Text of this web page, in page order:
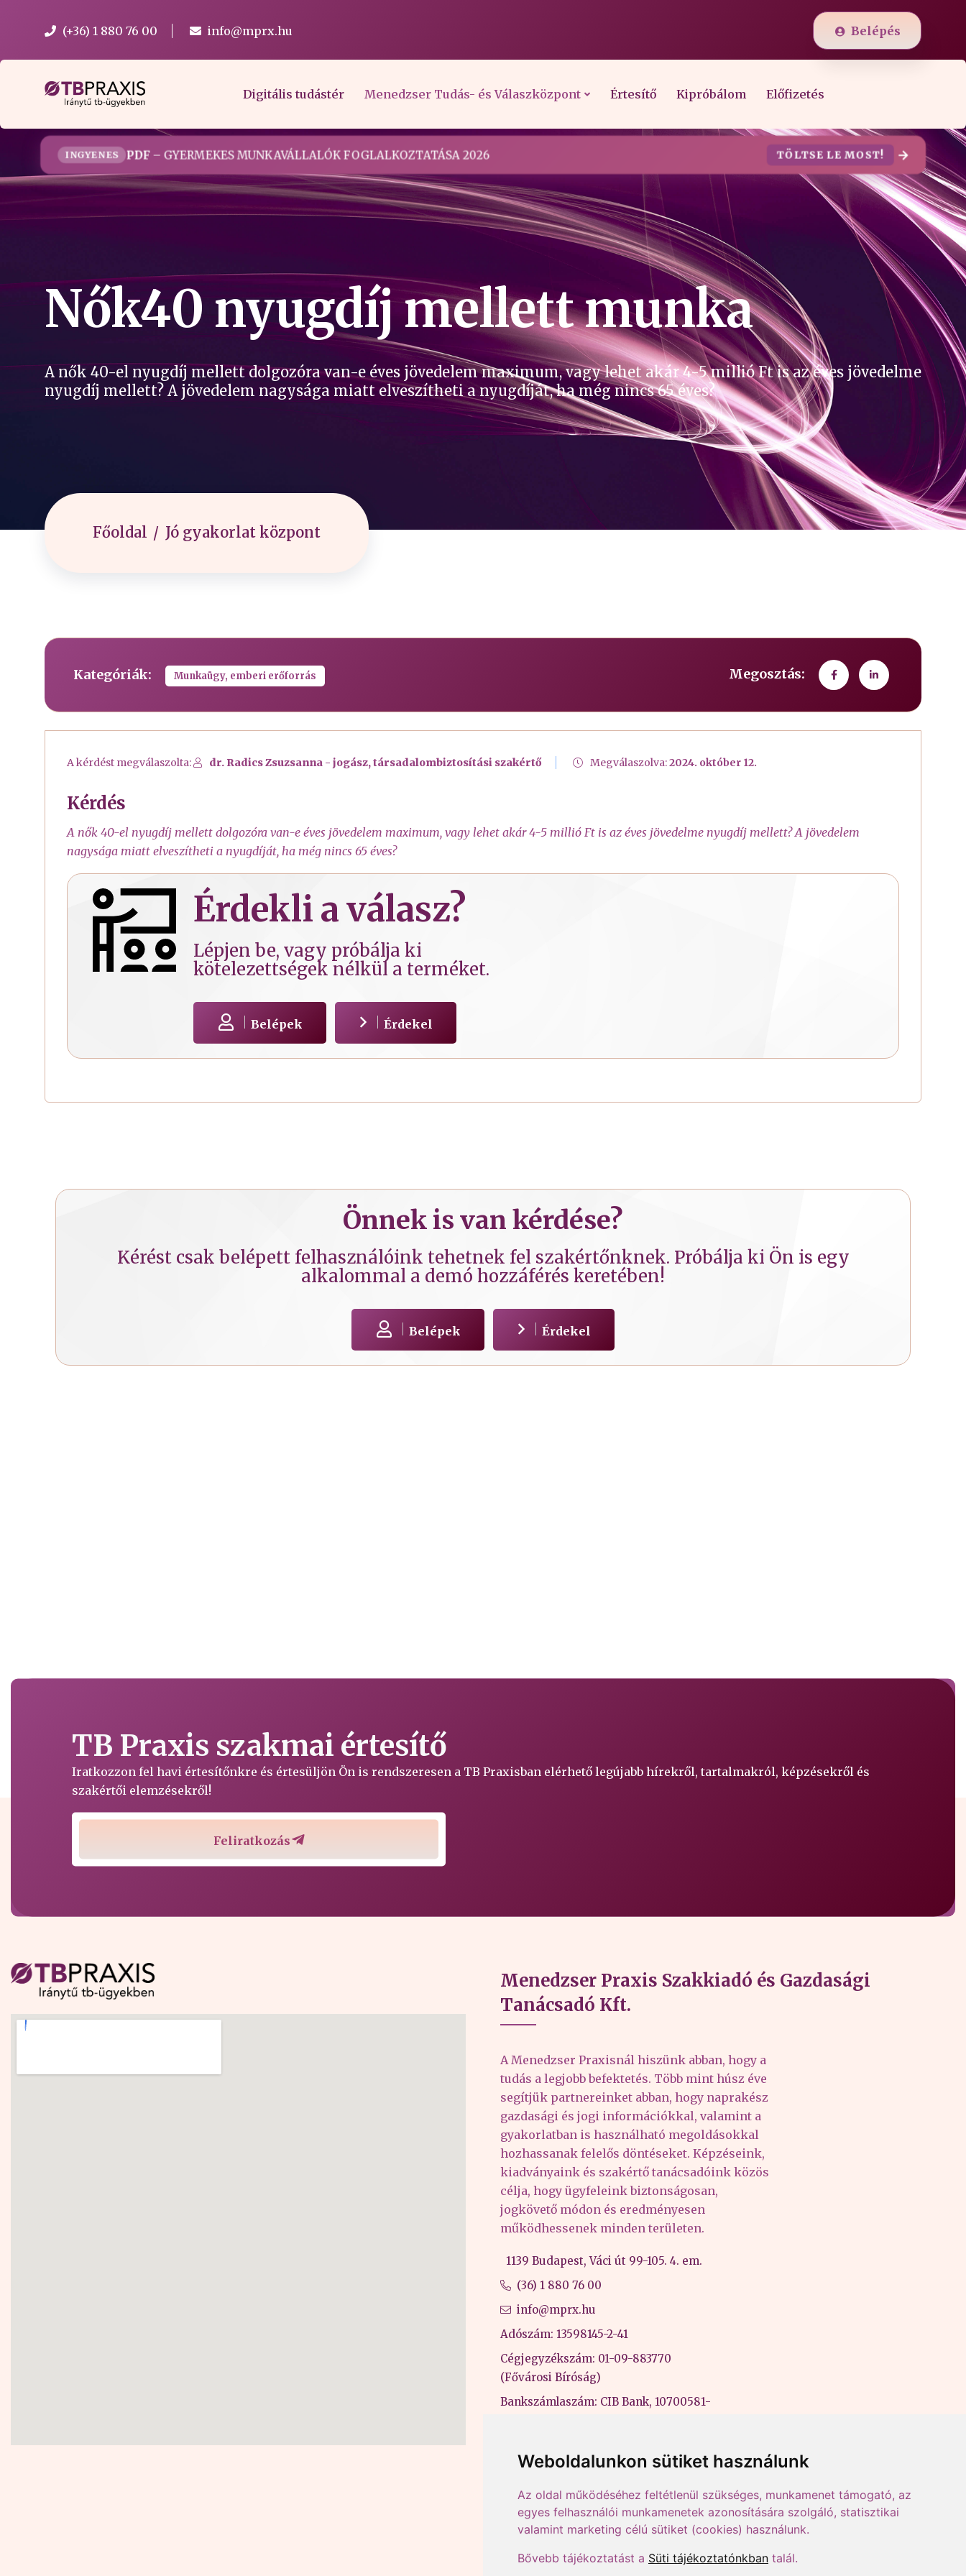
Weboldalunkon sütiket használunk
Az oldal működéséhez feltétlenül szükséges, munkamenet támogató, az
egyes felhasználói munkamenetek azonosítására szolgáló, statisztikai
valamint marketing célú sütiket (cookies) használunk.
Bővebb tájékoztatást a Süti tájékoztatónkban talál.
(+36) 1 880 76 00 info@mprx.hu Belépés
Digitális tudástér Menedzser Tudás- és Válaszközpont Értesítő Kipróbálom Előfizetés
INGYENES PDF – GYERMEKES MUNKAVÁLLALÓK FOGLALKOZTATÁSA 2026 TÖLTSE LE MOST!
Nők40 nyugdíj mellett munka
A nők 40-el nyugdíj mellett dolgozóra van-e éves jövedelem maximum, vagy lehet akár 4-5 millió Ft is az éves jövedelme
nyugdíj mellett? A jövedelem nagysága miatt elveszítheti a nyugdíját, ha még nincs 65 éves?
Főoldal Jó gyakorlat központ
Kategóriák: Munkaügy, emberi erőforrás Megosztás:
A kérdést megválaszolta: dr. Radics Zsuzsanna - jogász, társadalombiztosítási szakértő Megválaszolva:2024. október 12.
Kérdés
A nők 40-el nyugdíj mellett dolgozóra van-e éves jövedelem maximum, vagy lehet akár 4-5 millió Ft is az éves jövedelme nyugdíj mellett? A jövedelem
nagysága miatt elveszítheti a nyugdíját, ha még nincs 65 éves?
Érdekli a válasz?
Lépjen be, vagy próbálja ki
kötelezettségek nélkül a terméket.
Belépek Érdekel
Önnek is van kérdése?
Kérést csak belépett felhasználóink tehetnek fel szakértőnknek. Próbálja ki Ön is egy
alkalommal a demó hozzáférés keretében!
Belépek Érdekel
TB Praxis szakmai értesítő
Iratkozzon fel havi értesítőnkre és értesüljön Ön is rendszeresen a TB Praxisban elérhető legújabb hírekről, tartalmakról, képzésekről és
szakértői elemzésekről!
Feliratkozás
Menedzser Praxis Szakkiadó és Gazdasági
Tanácsadó Kft.
A Menedzser Praxisnál hiszünk abban, hogy a
tudás a legjobb befektetés. Több mint húsz éve
segítjük partnereinket abban, hogy naprakész
gazdasági és jogi információkkal, valamint a
gyakorlatban is használható megoldásokkal
hozhassanak felelős döntéseket. Képzéseink,
kiadványaink és szakértő tanácsadóink közös
célja, hogy ügyfeleink biztonságosan,
jogkövető módon és eredményesen
működhessenek minden területen.
1139 Budapest, Váci út 99-105. 4. em.
(36) 1 880 76 00
info@mprx.hu
Adószám: 13598145-2-41
Cégjegyzékszám: 01-09-883770
(Fővárosi Bíróság)
Bankszámlaszám: CIB Bank, 10700581-
B/2020/000053